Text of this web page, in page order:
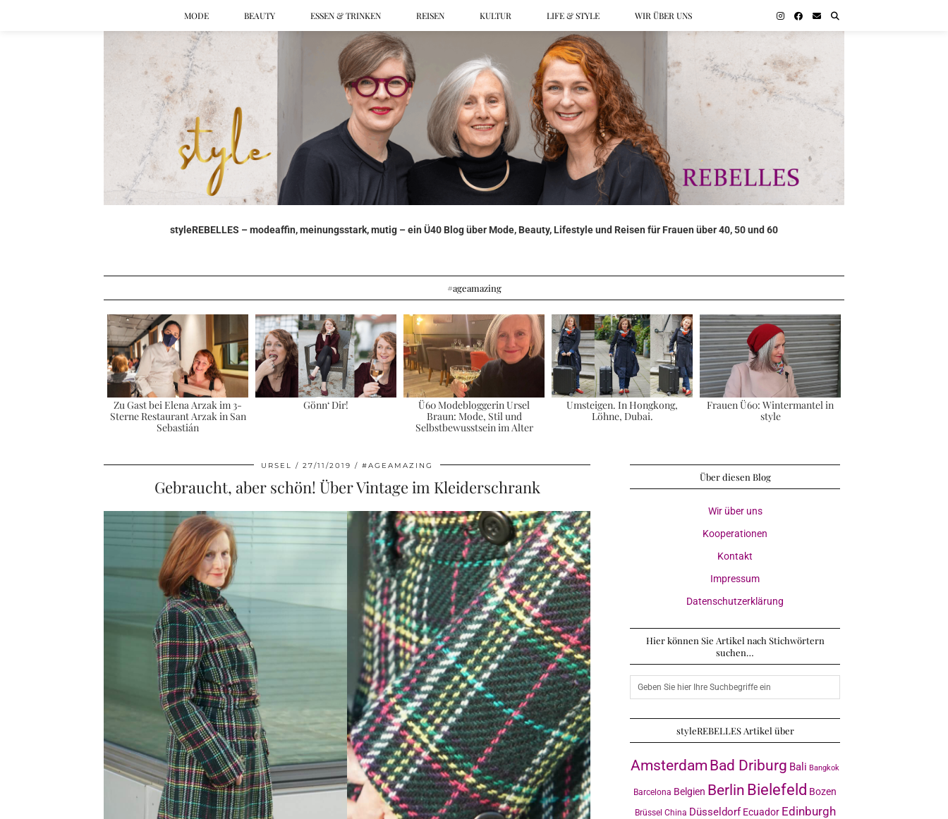
MODE BEAUTY ESSEN & TRINKEN REISEN KULTUR LIFE & STYLE WIR ÜBER UNS
styleREBELLES – modeaffin, meinungsstark, mutig – ein Ü40 Blog über Mode, Beauty, Lifestyle und Reisen für Frauen über 40, 50 und 60
#ageamazing
Zu Gast bei Elena Arzak im 3-
Sterne Restaurant Arzak in San
Sebastián
Gönn‘ Dir!
Ü60 Modebloggerin Ursel
Braun: Mode, Stil und
Selbstbewusstsein im Alter
Umsteigen. In Hongkong,
Löhne, Dubai.
Frauen Ü60: Wintermantel in
style
URSEL 27/11/2019 #AGEAMAZING
Gebraucht, aber schön! Über Vintage im Kleiderschrank Über diesen Blog
Wir über uns
Kooperationen
Kontakt
Impressum
Datenschutzerklärung
Hier können Sie Artikel nach Stichwörtern
suchen…
styleREBELLES Artikel über
Amsterdam Bad Driburg Bali Bangkok
Barcelona Belgien Berlin Bielefeld Bozen
Brüssel China Düsseldorf Ecuador Edinburgh